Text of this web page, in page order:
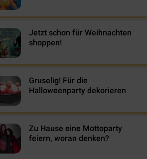
Jetzt schon für Weihnachten
shoppen!
Gruselig! Für die
Halloweenparty dekorieren
Zu Hause eine Mottoparty
feiern, woran denken?